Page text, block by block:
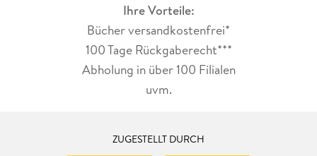
Ihre Vorteile:
Bücher versandkostenfrei*
100 Tage Rückgaberecht***
Abholung in über 100 Filialen
uvm.
ZUGESTELLT DURCH